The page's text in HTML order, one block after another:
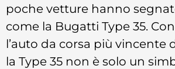
poche vetture hanno
come la Bugatti Type 35.
l’auto da corsa più vincente
la Type 35 non è solo un